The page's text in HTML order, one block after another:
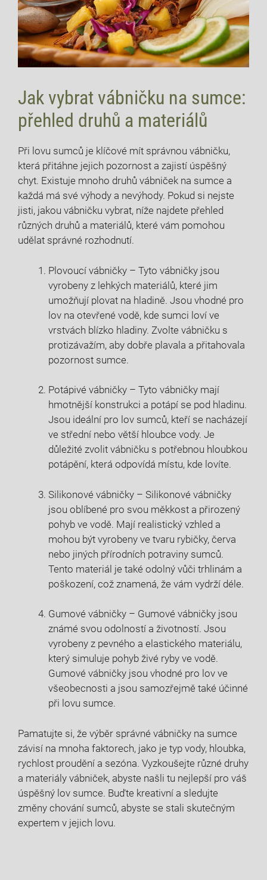
Jak vybrat vábničku na sumce:
přehled druhů a materiálů
Při lovu sumců je klíčové mít správnou vábničku,
která přitáhne jejich pozornost a zajistí úspěšný
chyt. Existuje mnoho druhů vábniček na sumce a
každá má své výhody a nevýhody. Pokud si nejste
jisti, jakou vábničku vybrat, níže najdete přehled
různých druhů a materiálů, které vám pomohou
udělat správné rozhodnutí.
Plovoucí vábničky – Tyto vábničky jsou
vyrobeny z lehkých materiálů, které jim
umožňují plovat na hladině. Jsou vhodné pro
lov na otevřené vodě, kde sumci loví ve
vrstvách blízko hladiny. Zvolte vábničku s
protizávažím, aby dobře plavala a přitahovala
pozornost sumce.
Potápivé vábničky – Tyto vábničky mají
hmotnější konstrukci a potápí se pod hladinu.
Jsou ideální pro lov sumců, kteří se nacházejí
ve střední nebo větší hloubce vody. Je
důležité zvolit vábničku s potřebnou hloubkou
potápění, která odpovídá místu, kde lovíte.
Silikonové vábničky – Silikonové vábničky
jsou oblíbené pro svou měkkost a přirozený
pohyb ve vodě. Mají realistický vzhled a
mohou být vyrobeny ve tvaru rybičky, červa
nebo jiných přírodních potraviny sumců.
Tento materiál je také odolný vůči trhlinám a
poškození, což znamená, že vám vydrží déle.
Gumové vábničky – Gumové vábničky jsou
známé svou odolností a životností. Jsou
vyrobeny z pevného a elastického materiálu,
který simuluje pohyb živé ryby ve vodě.
Gumové vábničky jsou vhodné pro lov ve
všeobecnosti a jsou samozřejmě také účinné
při lovu sumce.
Pamatujte si, že výběr správné vábničky na sumce
závisí na mnoha faktorech, jako je typ vody, hloubka,
rychlost proudění a sezóna. Vyzkoušejte různé druhy
a materiály vábniček, abyste našli tu nejlepší pro váš
úspěšný lov sumce. Buďte kreativní a sledujte
změny chování sumců, abyste se stali skutečným
expertem v jejich lovu.